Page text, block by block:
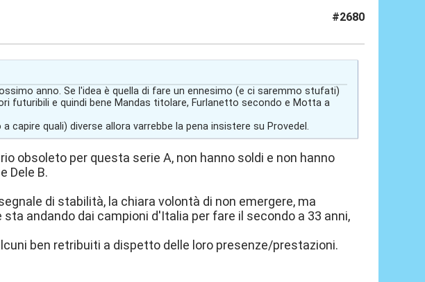
#2680
anno. Se l'idea è quella di fare un ennesimo (e ci saremmo stufati)
futuribili e quindi bene Mandas titolare, Furlanetto secondo e Motta a
capire quali) diverse allora varrebbe la pena insistere su Provedel.
obsoleto per questa serie A, non hanno soldi e non hanno
Dele B.
di stabilità, la chiara volontà di non emergere, ma
andando dai campioni d'Italia per fare il secondo a 33 anni,
ben retribuiti a dispetto delle loro presenze/prestazioni.